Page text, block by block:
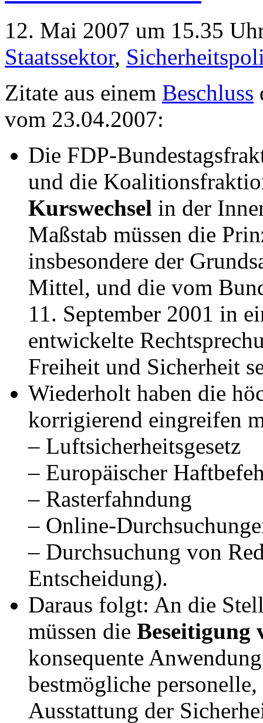
12. Mai 2007 um 15.35
Staatssektor,
Zitate aus einem Beschluss
vom 23.04.2007:
Die FDP-
und die
Kurswechsel in der
Maßstab müssen die
insbesondere der
Mittel, und die vom
11. September 2001 in
entwickelte
Freiheit und Sicherheit
Wiederholt haben die
korrigierend eingreifen
– Luftsicherheitsgesetz
– Europäischer
– Rasterfahndung
– Online-
– Durchsuchung von
Entscheidung).
Daraus folgt: An die
müssen die Beseitigung
konsequente
bestmögliche
Ausstattung der